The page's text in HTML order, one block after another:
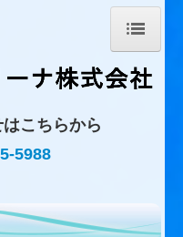
こちらから
5988